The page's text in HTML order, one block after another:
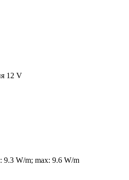
12 V
9.3 W/m; max: 9.6 W/m